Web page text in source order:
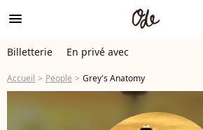
menu
Billetterie En privé avec
Accueil People Grey's Anatomy